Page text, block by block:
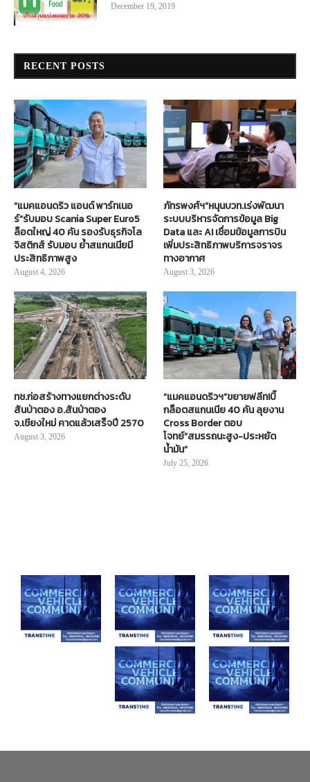
December 19, 2019
RECENT POSTS
“แมคแอนดริว แอนด์ พาร์ทเนอ
ร์”รับมอบ Scania Super Euro5
ล็อตใหญ่ 40 คัน รองรับธุรกิจโล
จิสติกส์ รับมอบ ย้ำสแกนเนียมี
ประสิทธิภาพสูง
August 4, 2026
ภัทรพงศ์ฯ”หนุนบวท.เร่งพัฒนา
ระบบบริหารจัดการข้อมูล Big
Data และ AI เชื่อมข้อมูลการบิน
เพิ่มประสิทธิภาพบริการจราจร
ทางอากาศ
August 3, 2026
ทช.ก่อสร้างทางแยกต่างระดับ
สันป่าตอง อ.สันป่าตอง
จ.เชียงใหม่ คาดแล้วเสร็จปี 2570
August 3, 2026
“แมคแอนดริวฯ”ขยายฟลีท!บิ๊
กล็อตสแกนเนีย 40 คัน ลุยงาน
Cross Border ตอบ
โจทย์“สมรรถนะสูง-ประหยัด
น้ำมัน”
July 25, 2026